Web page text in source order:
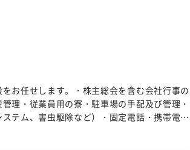
お任せします。・株主総会を含む会社行事の
理・従業員用の寮・駐車場の手配及び管理・
テム、害虫駆除など）・固定電話・携帯電話
EX、ガソリンなど）・本社建物の設備管理・
で従業員から直接感謝の言葉をいただけま